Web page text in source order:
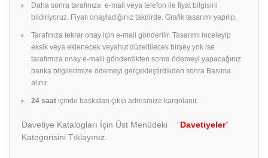
Daha sonra tarafınıza e-mail veya telefon ile fiyat bilgisini
bildiriyoruz. Fiyatı onayladığınız takdirde. Grafik tasarımı yapılıp.
Tarafınıza tekrar onay için e-mail gönderilir. Tasarımı inceleyip
eksik veya eklenecek veyahut düzeltilecek birşey yok ise
tarafımıza onay e-maili gönderdikten sonra ödemeyi yapacağınız
banka bilgilerimize ödemeyi gerçekleştirdikden sonra Basıma
alınır.
24 saat içinde baskıdan çıkıp adresinize kargolanır.
Davetiye Katalogları İçin Üst Menüdeki “Davetiyeler”
Kategorisini Tıklayınız.